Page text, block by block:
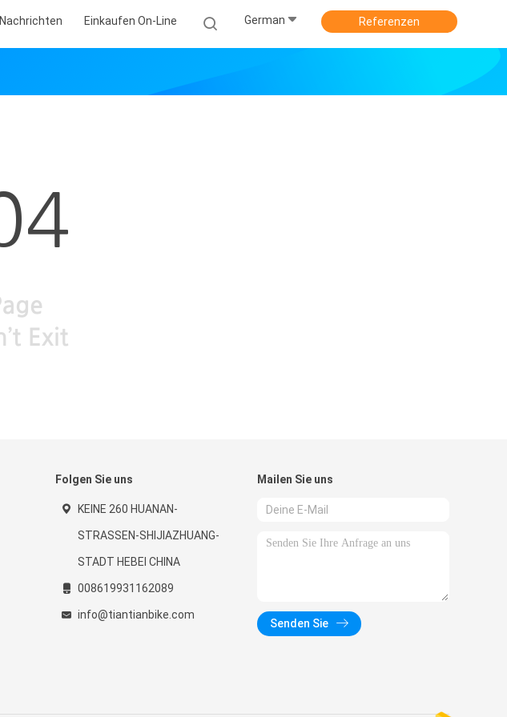
Nachrichten Einkaufen On-Line German Referenzen
Folgen Sie uns
KEINE 260 HUANAN-
STRASSEN-SHIJIAZHUANG-
STADT HEBEI CHINA
008619931162089
info@tiantianbike.com
Mailen Sie uns
Senden Sie